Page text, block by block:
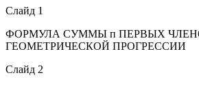
Слайд 1
ФОРМУЛА СУММЫ п ПЕРВЫХ
ГЕОМЕТРИЧЕСКОЙ ПРОГРЕССИИ
Слайд 2